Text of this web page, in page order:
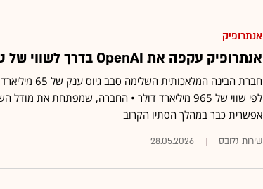
אנתרופיק
אנתרופיק עקפה את OpenAI בדרך לשווי של טריליון דולר
חברת הבינה
לפי שווי של 965 מיליארד דולר • החברה, שמפתחת את
אפשרית כבר במהלך הסתיו הקרוב
שירות גלובס 28.05.2026